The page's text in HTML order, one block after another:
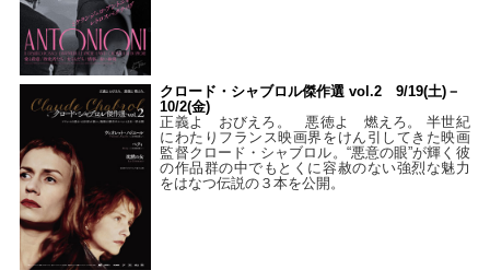
クロード・シャブロル傑作選 vol.2 9/19(土)－
10/2(金)
正義よ おびえろ。 悪徳よ 燃えろ。 半世紀
にわたりフランス映画界をけん引してきた映画
監督クロード・シャブロル。“悪意の眼”が輝く彼
の作品群の中でもとくに容赦のない強烈な魅力
をはなつ伝説の３本を公開。